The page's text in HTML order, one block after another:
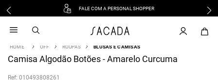
FALE COM A PERSONAL SHOPPER
OFF ROUPAS BLUSAS E CAMISAS
Camisa Algodão Botões - Amarelo Curcuma
: 010493808261
vestido
vestido longo